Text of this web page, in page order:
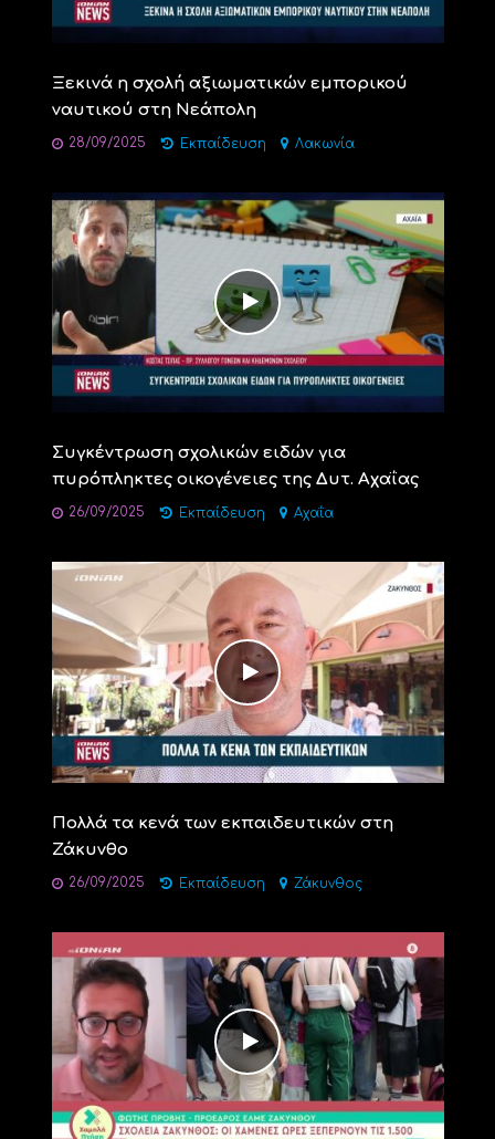
Ξεκινά η σχολή αξιωματικών εμπορικού
ναυτικού στη Νεάπολη
28/09/2025 Εκπαίδευση Λακωνία
Συγκέντρωση σχολικών ειδών για
πυρόπληκτες οικογένειες της Δυτ. Αχαΐας
26/09/2025 Εκπαίδευση Αχαΐα
Πολλά τα κενά των εκπαιδευτικών στη
Ζάκυνθο
26/09/2025 Εκπαίδευση Ζάκυνθος